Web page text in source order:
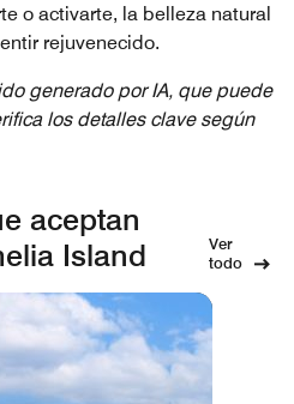
o activarte, la belleza natural
rejuvenecido.
generado por IA, que puede
los detalles clave según
aceptan
Island
Ver
todo